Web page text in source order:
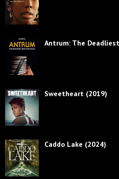
Antrum: The
Sweetheart (2019)
Caddo Lake (2024)